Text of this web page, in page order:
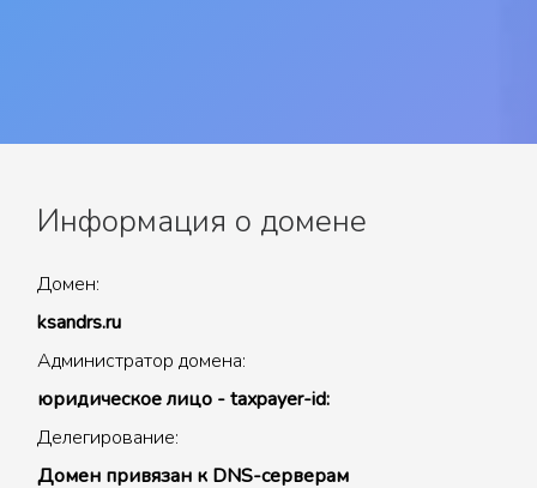
Информация о домене
Домен:
ksandrs.ru
Администратор домена:
юридическое лицо - taxpayer-id:
Делегирование:
Домен привязан к DNS-серверам